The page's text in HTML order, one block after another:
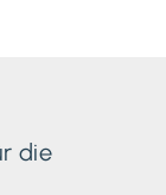
die